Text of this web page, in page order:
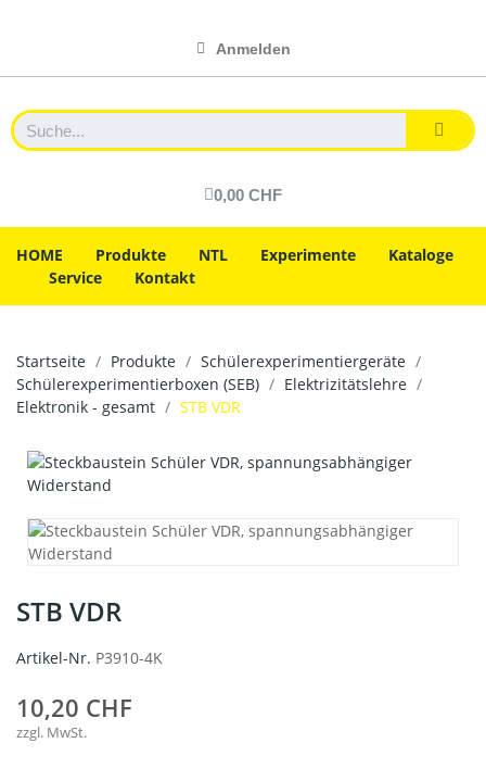
Anmelden
0,00 CHF
HOME Produkte NTL Experimente
Kataloge
Service
Kontakt
Startseite Produkte
Schülerexperimentiergeräte
Schülerexperimentierboxen (SEB)
Elektrizitätslehre
Elektronik - gesamt
STB VDR
STB VDR
Artikel-Nr. P3910-4K
10,20 CHF
zzgl. MwSt.